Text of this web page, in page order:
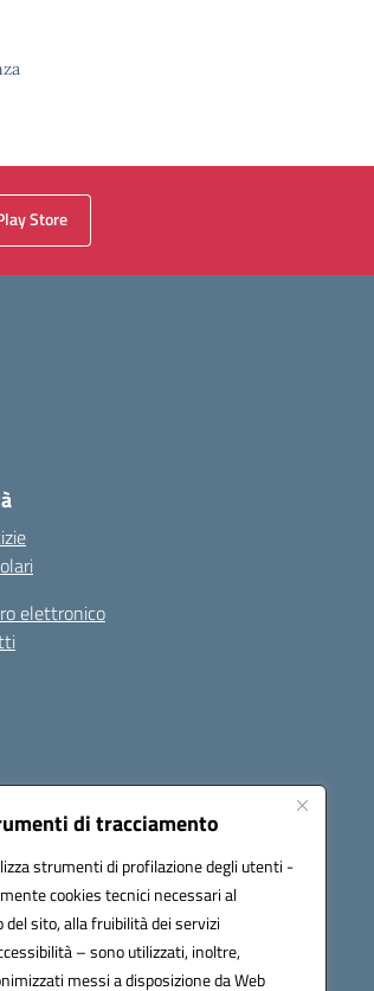
di tracciamento
strumenti di profilazione degli utenti -
cookies tecnici necessari al
sito, alla fruibilità dei servizi
– sono utilizzati, inoltre,
messi a disposizione da Web
Store
elettronico